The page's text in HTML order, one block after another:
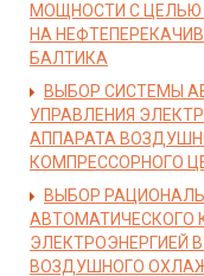
МОЩНОСТИ С ЦЕЛЬЮ
НА
БАЛТИКА
ВЫБОР СИСТЕМЫ
УПРАВЛЕНИЯ
АППАРАТА
КОМПРЕССОРНОГО
ВЫБОР
АВТОМАТИЧЕСКОГО
ЭЛЕКТРОЭНЕРГИЕЙ
ВОЗДУШНОГО